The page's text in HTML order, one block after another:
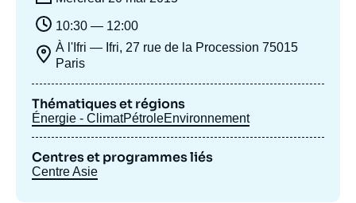
10:30 — 12:00
À l'Ifri — Ifri, 27 rue de la Procession 75015
Paris
Thématiques et régions
Énergie - ClimatPétroleEnvironnement
Centres et programmes liés
Centre Asie